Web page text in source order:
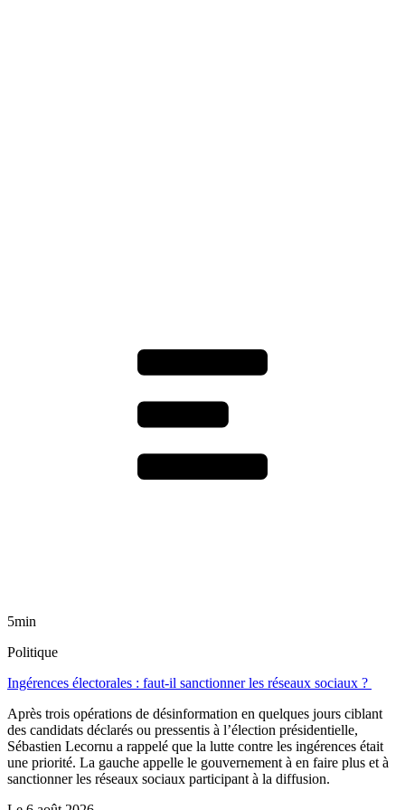
5min
Politique
Ingérences électorales : faut-il sanctionner les réseaux sociaux ?
Après trois opérations de désinformation en quelques jours ciblant
des candidats déclarés ou pressentis à l’élection présidentielle,
Sébastien Lecornu a rappelé que la lutte contre les ingérences était
une priorité. La gauche appelle le gouvernement à en faire plus et à
sanctionner les réseaux sociaux participant à la diffusion.